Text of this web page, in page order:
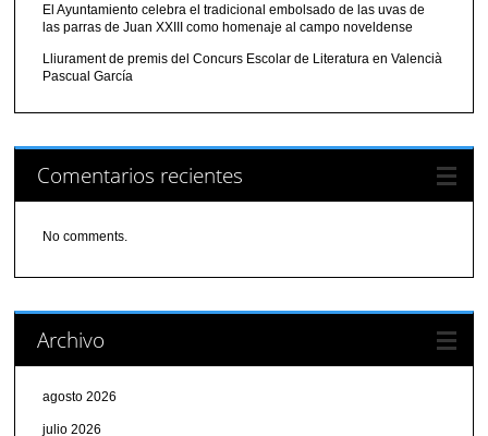
El Ayuntamiento celebra el tradicional embolsado de las uvas de
las parras de Juan XXIII como homenaje al campo noveldense
Lliurament de premis del Concurs Escolar de Literatura en Valencià
Pascual García
Comentarios recientes
No comments.
Archivo
agosto 2026
julio 2026